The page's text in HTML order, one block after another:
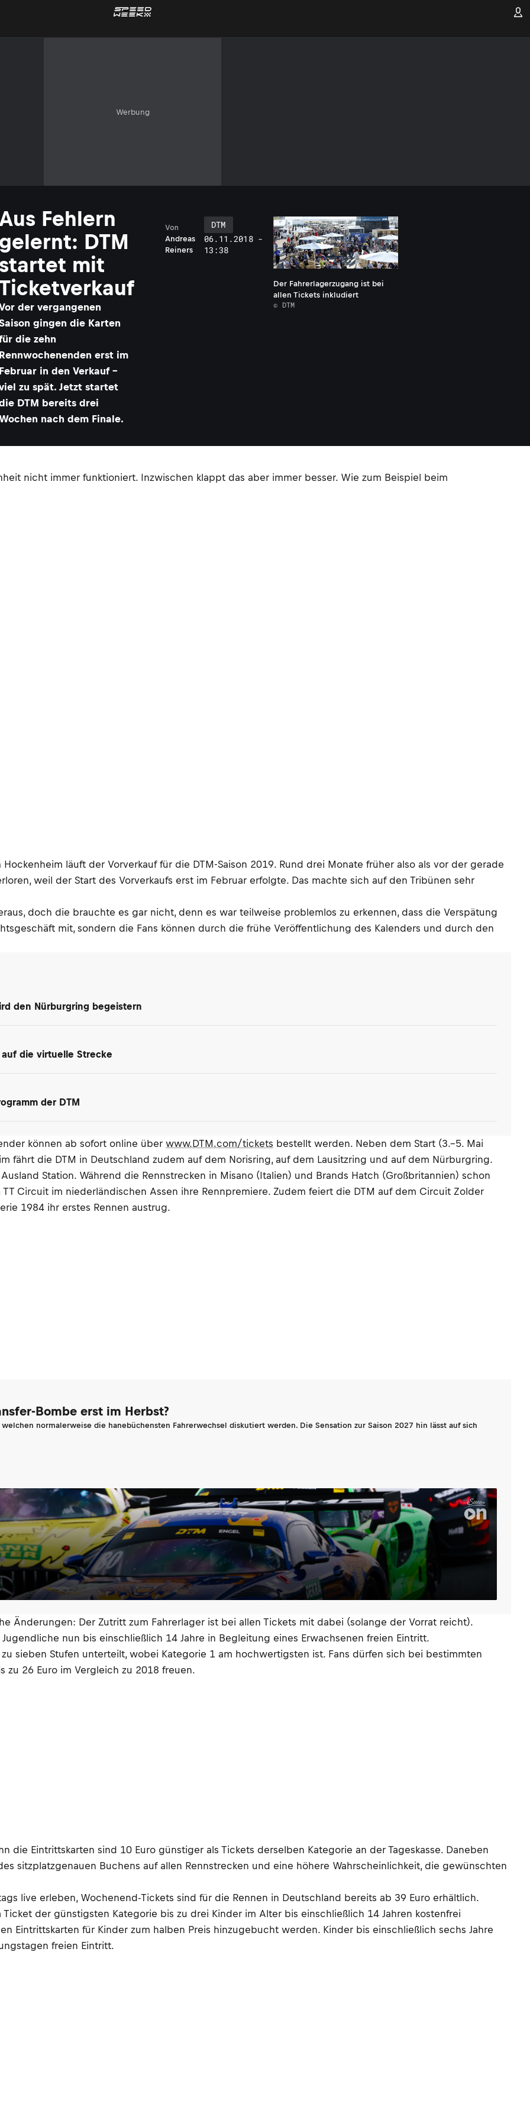
Werbung
Aus Fehlern
gelernt: DTM
startet mit
Ticketverkauf
der vergangenen
gingen die Karten
die zehn
Rennwochenenden erst im
Februar in den Verkauf -
zu spät. Jetzt startet
DTM bereits drei
nach dem Finale.
Andreas
Reiners
Von
DTM
06.11.2018 -
13:38
Der Fahrerlagerzugang ist bei
allen Tickets inkludiert
© DTM
nicht immer funktioniert. Inzwischen klappt das aber immer besser. Wie zum Beispiel beim
läuft der Vorverkauf für die DTM-Saison 2019. Rund drei Monate früher also als vor der gerade
weil der Start des Vorverkaufs erst im Februar erfolgte. Das machte sich auf den Tribünen sehr
doch die brauchte es gar nicht, denn es war teilweise problemlos zu erkennen, dass die Verspätung
mit, sondern die Fans können durch die frühe Veröffentlichung des Kalenders und durch den
den Nürburgring begeistern
auf die virtuelle Strecke
der DTM
können ab sofort online über www.DTM.com/tickets bestellt werden. Neben dem Start (3.–5. Mai
fährt die DTM in Deutschland zudem auf dem Norisring, auf dem Lausitzring und auf dem Nürburgring.
Station. Während die Rennstrecken in Misano (Italien) und Brands Hatch (Großbritannien) schon
Circuit im niederländischen Assen ihre Rennpremiere. Zudem feiert die DTM auf dem Circuit Zolder
1984 ihr erstes Rennen austrug.
Bombe erst im Herbst?
normalerweise die hanebüchensten Fahrerwechsel diskutiert werden. Die Sensation zur Saison 2027 hin lässt auf sich
Änderungen: Der Zutritt zum Fahrerlager ist bei allen Tickets mit dabei (solange der Vorrat reicht).
nun bis einschließlich 14 Jahre in Begleitung eines Erwachsenen freien Eintritt.
sieben Stufen unterteilt, wobei Kategorie 1 am hochwertigsten ist. Fans dürfen sich bei bestimmten
zu 26 Euro im Vergleich zu 2018 freuen.
die Eintrittskarten sind 10 Euro günstiger als Tickets derselben Kategorie an der Tageskasse. Daneben
sitzplatzgenauen Buchens auf allen Rennstrecken und eine höhere Wahrscheinlichkeit, die gewünschten
live erleben, Wochenend-Tickets sind für die Rennen in Deutschland bereits ab 39 Euro erhältlich.
der günstigsten Kategorie bis zu drei Kinder im Alter bis einschließlich 14 Jahren kostenfrei
Eintrittskarten für Kinder zum halben Preis hinzugebucht werden. Kinder bis einschließlich sechs Jahre
freien Eintritt.